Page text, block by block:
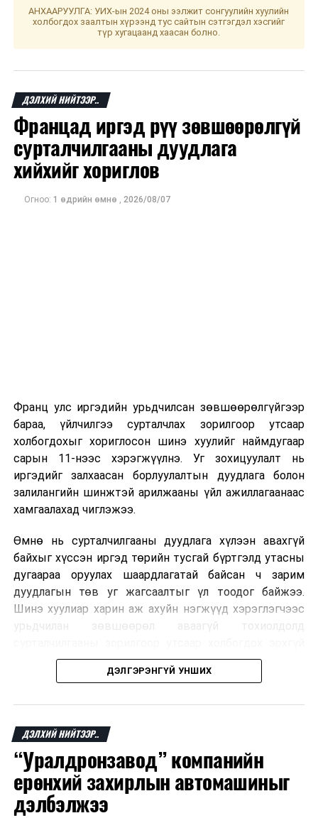
ДАРААХ МЭДЭЭ
Элсэлтийн шалгалт өгөх Ухань хотын сурагчид
сургуульдаа явж эхэллээ
АНХААРУУЛГА: УИХ-ын 2024 оны ээлжит сонгуулийн хуулийн
холбогдох заалтын хүрээнд тус сайтын сэтгэгдэл хэсгийг
түр хугацаанд хаасан болно.
ДЭЛХИЙ НИЙТЭЭР..
Францад иргэд рүү зөвшөөрөлгүй
сурталчилгааны дуудлага
хийхийг хориглов
Огноо: 1 өдрийн өмнө , 2026/08/07
Франц улс иргэдийн урьдчилсан зөвшөөрөлгүйгээр
бараа, үйлчилгээ сурталчлах зорилгоор утсаар
холбогдохыг хориглосон шинэ хуулийг наймдугаар
сарын 11-нээс хэрэгжүүлнэ. Уг зохицуулалт нь
иргэдийг залхаасан борлуулалтын дуудлага болон
залилангийн шинжтэй арилжааны үйл ажиллагаанаас
хамгаалахад чиглэжээ.
Өмнө нь сурталчилгааны дуудлага хүлээн авахгүй
байхыг хүссэн иргэд төрийн тусгай бүртгэлд утасны
дугаараа оруулах шаардлагатай байсан ч зарим
дуудлагын төв уг жагсаалтыг үл тоодог байжээ.
Шинэ хуулиар харин аж ахуйн нэгжүүд хэрэглэгчээс
урьдчилан зөвшөөрөл аваагүй тохиолдолд
болно. Иргэн өгсөн зөвшөөрлөө хүссэн үедээ цуцлах
Францын эрх баригчдын тооцоолсноор тус улсын
иргэдийн дөрөвний гурав орчим нь долоо хоног бүр
дор хаяж нэг удаа хүсээгүй сурталчилгааны дуудлага
хүлээн авдаг бөгөөд олон хүн үүнээс ч олон
дуудлагад өртдөг байна. Хэрэглэгчийн эрхийг
хамгаалах 11 байгууллага 2024 онд хамтран
шаардлага гаргаж, суурин болон гар утас руу ирдэг
ДЭЛГЭРЭНГҮЙ УНШИХ
ДЭЛХИЙ НИЙТЭЭР..
“Уралдронзавод” компанийн
ерөнхий захирлын автомашиныг
дэлбэлжээ